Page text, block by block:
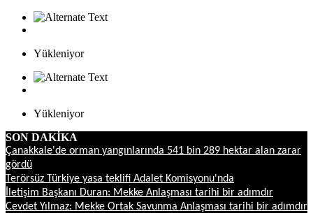
Yükleniyor
Yükleniyor
SON DAKİKA
Çanakkale'de orman yangınlarında 541 bin 289 hektar alan zarar
gördü
Terörsüz Türkiye yasa teklifi Adalet Komisyonu'nda
İletişim Başkanı Duran: Mekke Anlaşması tarihi bir adımdır
Cevdet Yılmaz: Mekke Ortak Savunma Anlaşması tarihi bir adımdır